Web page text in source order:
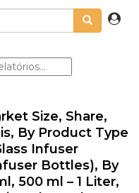
Size, Share,
By Product Type
Infuser
Bottles), By
500 ml – 1 Liter,